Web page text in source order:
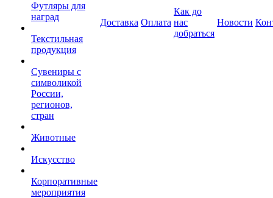
Футляры для
наград
Текстильная
продукция
Сувениры с
символикой
России,
регионов,
стран
Животные
Искусство
Корпоративные
мероприятия
Доставка Оплата
Как до
нас
добраться
Новости